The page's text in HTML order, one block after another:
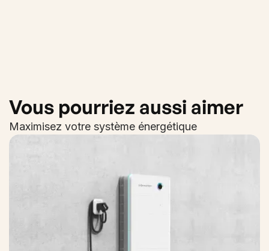
Vous pourriez aussi aimer
Maximisez votre système énergétique